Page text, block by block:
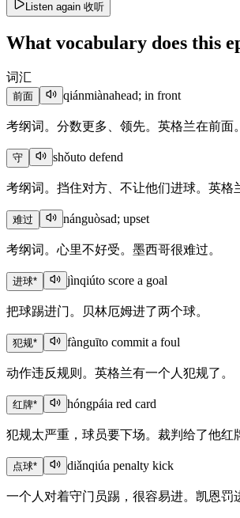
Listen again 收听
What vocabulary does this
词汇
前面 qiánmiànahead; in front
考纲词。分数更多、领先。英格兰在前面。
守 shǒuto defend
考纲词。挡住对方、不让他们进球。英格
难过 nánguòsad; upset
考纲词。心里不好受。墨西哥很难过。
进球* jìnqiúto score a goal
把球踢进门。贝林厄姆进了两个球。
犯规* fànguīto commit a foul
动作违反规则。英格兰有一个人犯规了。
红牌* hóngpáia red card
犯规太严重，球员要下场。裁判给了他红
点球* diǎnqiúa penalty kick
一个人对着守门员踢，很容易进。凯恩罚